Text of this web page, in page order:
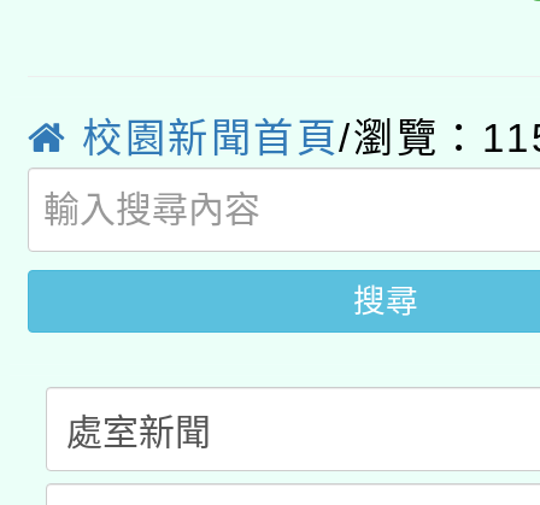
業技術研究院辦理「
用水績優單位及節水達
115年8月22日(星期六
桃園市孔廟祈福系列
開 智慧啟航」
2026年桃園地景藝術
校園新聞首頁/瀏覽：
搜尋